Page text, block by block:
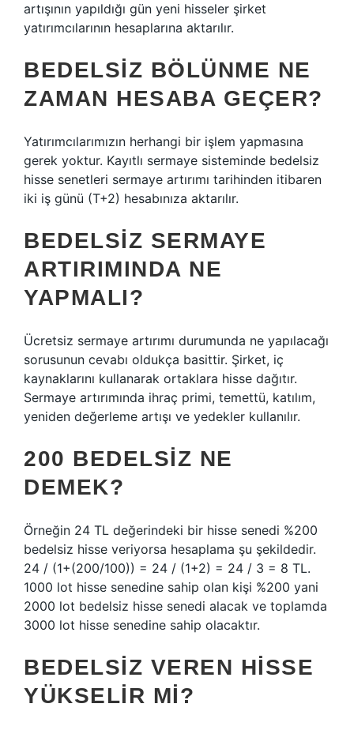
artışının yapıldığı gün yeni hisseler şirket
yatırımcılarının hesaplarına aktarılır.
BEDELSIZ BÖLÜNME NE
ZAMAN HESABA GEÇER?
Yatırımcılarımızın herhangi bir işlem yapmasına
gerek yoktur. Kayıtlı sermaye sisteminde bedelsiz
hisse senetleri sermaye artırımı tarihinden itibaren
iki iş günü (T+2) hesabınıza aktarılır.
BEDELSIZ SERMAYE
ARTIRIMINDA NE
YAPMALI?
Ücretsiz sermaye artırımı durumunda ne yapılacağı
sorusunun cevabı oldukça basittir. Şirket, iç
kaynaklarını kullanarak ortaklara hisse dağıtır.
Sermaye artırımında ihraç primi, temettü, katılım,
yeniden değerleme artışı ve yedekler kullanılır.
200 BEDELSIZ NE
DEMEK?
Örneğin 24 TL değerindeki bir hisse senedi %200
bedelsiz hisse veriyorsa hesaplama şu şekildedir.
24 / (1+(200/100)) = 24 / (1+2) = 24 / 3 = 8 TL.
1000 lot hisse senedine sahip olan kişi %200 yani
2000 lot bedelsiz hisse senedi alacak ve toplamda
3000 lot hisse senedine sahip olacaktır.
BEDELSIZ VEREN HISSE
YÜKSELIR MI?